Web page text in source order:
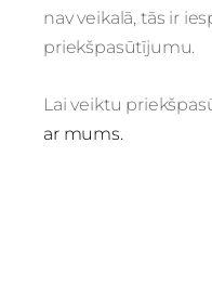
nav veikalā, tās ir
priekšpasūtījumu.
Lai veiktu
ar mums.